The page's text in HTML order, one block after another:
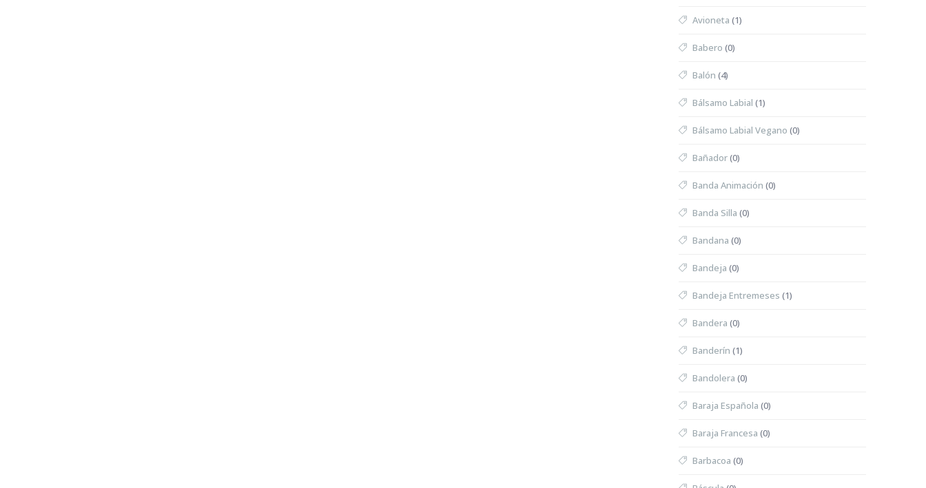
Avioneta (1)
Babero (0)
Balón (4)
Bálsamo Labial (1)
Bálsamo Labial Vegano (0)
Bañador(0)
Banda Animación (0)
Banda Silla (0)
Bandana (0)
Bandeja (0)
Bandeja Entremeses (1)
Bandera (0)
Banderín (1)
Bandolera (0)
Baraja Española (0)
Baraja Francesa (0)
Barbacoa (0)